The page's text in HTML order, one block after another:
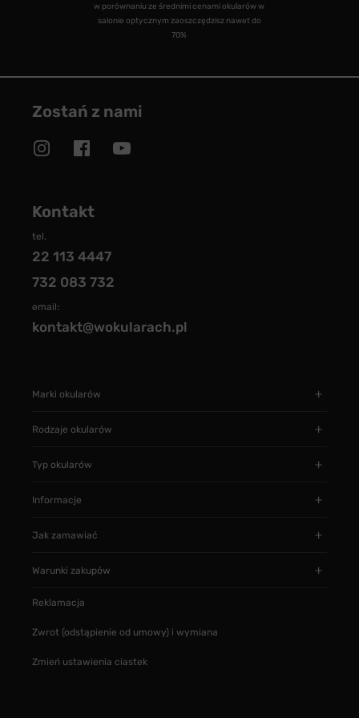
w porównaniu ze średnimi cenami okularów w
salonie optycznym zaoszczędzisz nawet do
70%
Zostań z nami
Kontakt
tel.
22 113 4447
732 083 732
email:
kontakt@wokularach.pl
Marki okularów
Rodzaje okularów
Typ okularów
Informacje
Jak zamawiać
Warunki zakupów
Reklamacja
Zwrot (odstąpienie od umowy) i wymiana
Zmień ustawienia ciastek